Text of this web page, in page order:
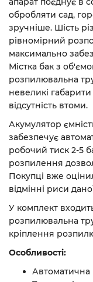
обробляти сад,
зручніше. Шість
рівномірний
максимально
Містка бак з
розпилювальна
невеликі габарити
відсутність втоми.
Акумулятор
забезпечує
робочий тиск 2-5
розпилення
Покупці вже
відмінні риси
У комплект
розпилювальна
кріплення
Особливості:
Автоматична